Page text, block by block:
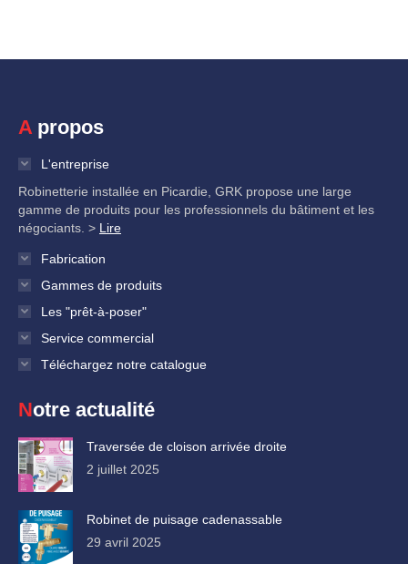
A propos
L'entreprise
Robinetterie installée en Picardie, GRK propose une large
gamme de produits pour les professionnels du bâtiment et les
négociants. > Lire
Fabrication
Gammes de produits
Les "prêt-à-poser"
Service commercial
Téléchargez notre catalogue
Notre actualité
Traversée de cloison arrivée droite
2 juillet 2025
Robinet de puisage cadenassable
29 avril 2025